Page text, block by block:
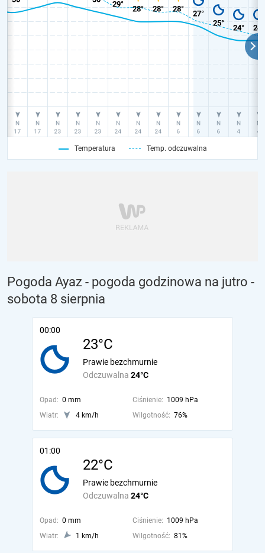
Temperatura Temp. odczuwalna
Pogoda Ayaz - pogoda godzinowa na jutro -
sobota 8 sierpnia
00:00
23°C
Odczuwalna 24°C
Prawie bezchmurnie
Opad: 0 mm Ciśnienie: 1009 hPa
Wiatr:
4 km/h Wilgotność: 76%
01:00
22°C
Odczuwalna 24°C
Prawie bezchmurnie
Opad: 0 mm Ciśnienie: 1009 hPa
Wiatr:
1 km/h Wilgotność: 81%